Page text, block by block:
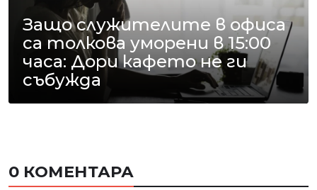
Защо служителите в офиса
са толкова уморени в 15:00
часа: Дори кафето не ги
събужда
0 КОМЕНТАРА